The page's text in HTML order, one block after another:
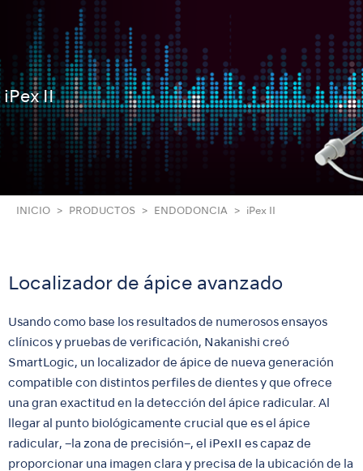
iPex II
INICIO PRODUCTOS ENDODONCIA iPex II
Localizador de ápice avanzado
Usando como base los resultados de numerosos ensayos
clínicos y pruebas de verificación, Nakanishi creó
SmartLogic, un localizador de ápice de nueva generación
compatible con distintos perfiles de dientes y que ofrece
una gran exactitud en la detección del ápice radicular. Al
llegar al punto biológicamente crucial que es el ápice
radicular, –la zona de precisión–, el iPexII es capaz de
proporcionar una imagen clara y precisa de la ubicación de la